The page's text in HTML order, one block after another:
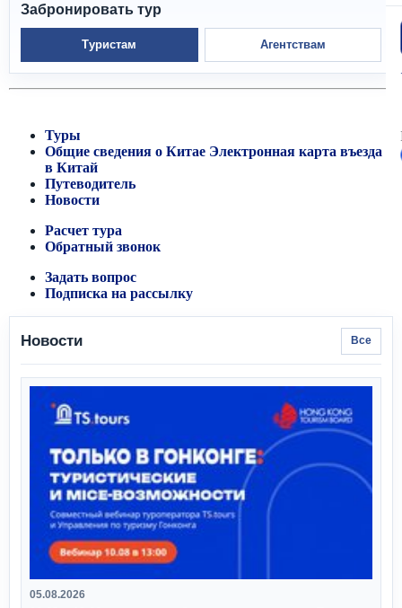
Забронировать тур
Туристам Агентствам
Туры
Общие сведения о Китае Электронная карта въезда
в Китай
Путеводитель
Новости
Расчет тура
Обратный звонок
Задать вопрос
Подписка на рассылку
Новости Все
05.08.2026